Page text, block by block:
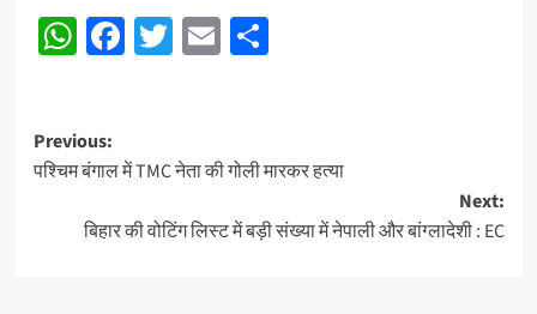
WhatsApp
Facebook
Twitter
EmailShare
Post
navigation
Previous:
पश्चिम बंगाल में TMC नेता की गोली मारकर हत्या
Next:
बिहार की वोटिंग लिस्ट में बड़ी संख्या में नेपाली और बांग्लादेशी : EC